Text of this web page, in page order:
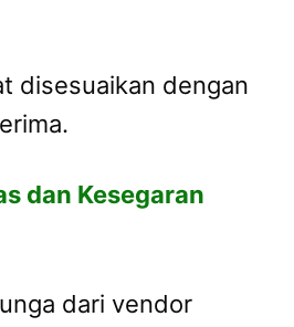
disesuaikan dengan
dan Kesegaran
dari vendor